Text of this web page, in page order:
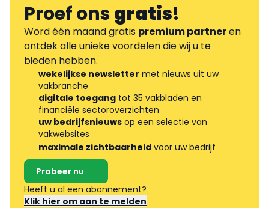
Proef onsgratis!
Word één maand gratis premium partneren
ontdek alle unieke voordelen die wij u te
bieden hebben.
wekelijkse newsletter met nieuws uit uw
vakbranche
digitale toegang tot 35 vakbladen en
financiële sectoroverzichten
uw bedrijfsnieuws op een selectie van
vakwebsites
maximale zichtbaarheid voor uw bedrijf
Probeer nu
Heeft u al een abonnement?
Klik hier om aan te melden